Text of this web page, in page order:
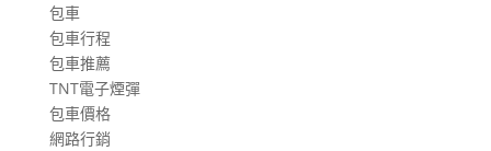
包車
包車行程
包車推薦
TNT電子煙彈
包車價格
網路行銷